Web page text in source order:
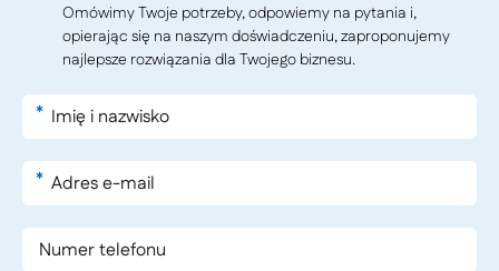
Omówimy Twoje potrzeby, odpowiemy na pytania i,
opierając się na naszym doświadczeniu, zaproponujemy
najlepsze rozwiązania dla Twojego biznesu.
*
*